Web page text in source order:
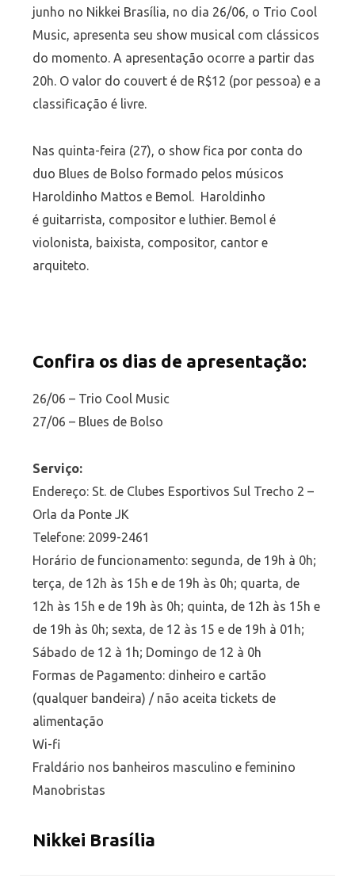
junho no Nikkei Brasília, no dia 26/06, o Trio Cool
Music, apresenta seu show musical com clássicos
do momento. A apresentação ocorre a partir das
20h. O valor do couvert é de R$12 (por pessoa) e a
classificação é livre.
Nas quinta-feira (27), o show fica por conta do
duo Blues de Bolso formado pelos músicos
Haroldinho Mattos e Bemol. Haroldinho
é guitarrista, compositor e luthier. Bemol é
violonista, baixista, compositor, cantor e
arquiteto.
Confira os dias de apresentação:
26/06 – Trio Cool Music
27/06 – Blues de Bolso
Serviço:
Endereço: St. de Clubes Esportivos Sul Trecho 2 –
Orla da Ponte JK
Telefone: 2099-2461
Horário de funcionamento: segunda, de 19h à 0h;
terça, de 12h às 15h e de 19h às 0h; quarta, de
12h às 15h e de 19h às 0h; quinta, de 12h às 15h e
de 19h às 0h; sexta, de 12 às 15 e de 19h à 01h;
Sábado de 12 à 1h; Domingo de 12 à 0h
Formas de Pagamento: dinheiro e cartão
(qualquer bandeira) / não aceita tickets de
alimentação
Wi-fi
Fraldário nos banheiros masculino e feminino
Manobristas
Nikkei Brasília